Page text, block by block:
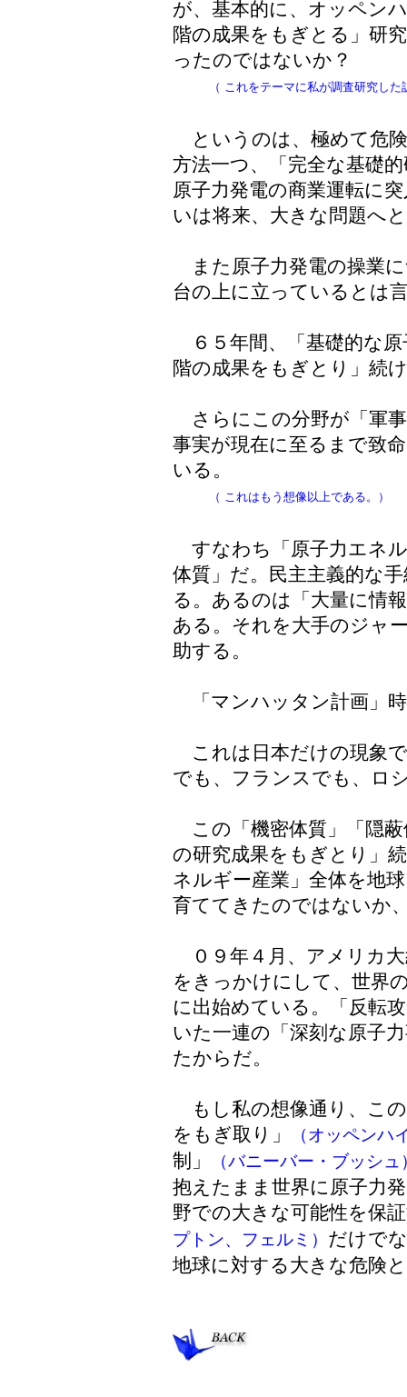
が、基本的に、オッペン
階の成果をもぎとる」研
ったのではないか？
（ これをテーマに私が調査研究し
というのは、極めて危
方法一つ、「完全な基礎
原子力発電の商業運転に
いは将来、大きな問題へ
また原子力発電の操業
台の上に立っているとは
６５年間、「基礎的な
階の成果をもぎとり」続
さらにこの分野が「軍
事実が現在に至るまで致
いる。
（ これはもう想像以上である。）
すなわち「原子力エネ
体質」だ。民主主義的な
る。あるのは「大量に情
ある。それを大手のジャ
助する。
「マンハッタン計画」
これは日本だけの現象
でも、フランスでも、ロ
この「機密体質」「隠
の研究成果をもぎとり」
ネルギー産業」全体を地
育ててきたのではないか
０９年４月、アメリカ
をきっかけにして、世界
に出始めている。「反転
いた一連の「深刻な原子
たからだ。
もし私の想像通り、こ
をもぎ取り」
（オッペンハ
制」 （バニーバー・ブッシュ
抱えたまま世界に原子力
野での大きな可能性を保
プトン、フェルミ） だけで
地球に対する大きな危険